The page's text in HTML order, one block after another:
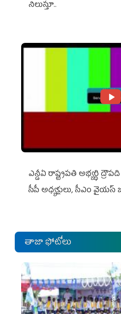
నిలుస్తూ..
ఎన్డీఏ రాష్ట్ర‌ప‌తి అభ్య‌ర్థి
సీపీ అధ్య‌క్షులు, సీఎం వైయ‌స్
తాజా ఫోటోలు